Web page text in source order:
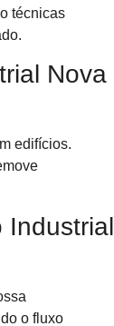
técnicas
Nova
edifícios.
Industrial
o fluxo